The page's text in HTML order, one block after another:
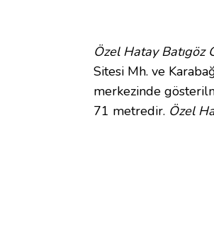
Özel Hatay Batıgöz
Sitesi Mh. ve
merkezinde
71 metredir. Özel